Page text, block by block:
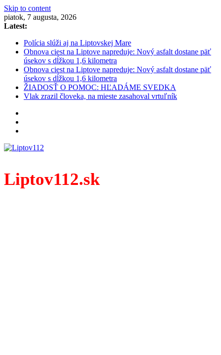
Skip to content
piatok, 7 augusta, 2026
Latest:
Polícia slúži aj na Liptovskej Mare
Obnova ciest na Liptove napreduje: Nový asfalt dostane päť
úsekov s dĺžkou 1,6 kilometra
Obnova ciest na Liptove napreduje: Nový asfalt dostane päť
úsekov s dĺžkou 1,6 kilometra
ŽIADOSŤ O POMOC: HĽADÁME SVEDKA
Vlak zrazil človeka, na mieste zasahoval vrtuľník
Liptov112.sk